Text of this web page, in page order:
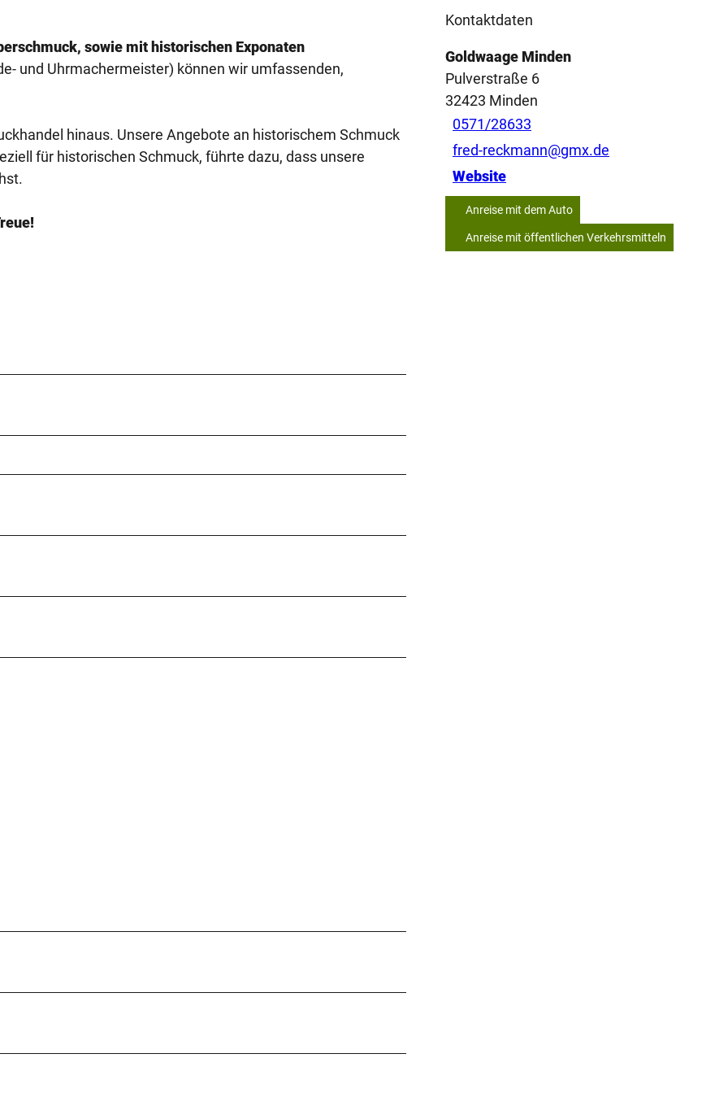
sowie mit historischen Exponaten
und Uhrmachermeister) können wir umfassenden,
hinaus. Unsere Angebote an historischem Schmuck
für historischen Schmuck, führte dazu, dass unsere
Kontaktdaten
Goldwaage Minden
Pulverstraße 6
32423 Minden
0571/28633
fred-reckmann@gmx.de
Website
Anreise mit dem Auto
Anreise mit öffentlichen Verkehrsmitteln